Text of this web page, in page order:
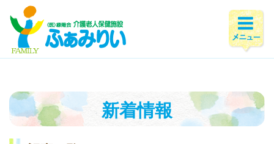
新着情報